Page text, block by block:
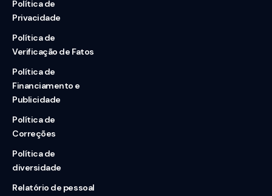
Política de
Privacidade
Política de
Verificação de Fatos
Política de
Financiamento e
Publicidade
Política de
Correções
Política de
diversidade
Relatório de pessoal